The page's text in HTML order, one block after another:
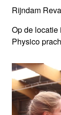
Rijndam
Op de locatie
Physico